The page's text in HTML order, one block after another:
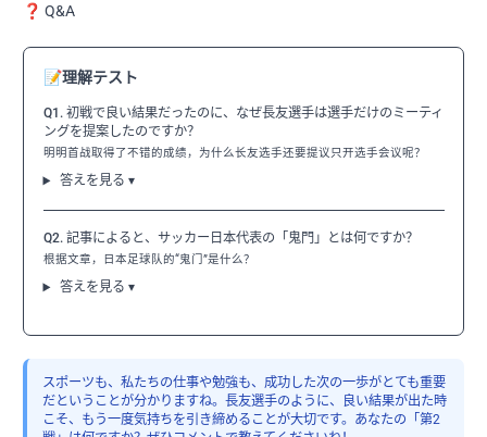
❓ Q&A
📝理解テスト
Q1. 初戦で良い結果だったのに、なぜ長友選手は選手だけのミーティ
ングを提案したのですか？
明明首战取得了不错的成绩，为什么长友选手还要提议只开选手会议呢？
答えを見る ▾
Q2. 記事によると、サッカー日本代表の「鬼門」とは何ですか？
根据文章，日本足球队的“鬼门”是什么？
答えを見る ▾
スポーツも、私たちの仕事や勉強も、成功した次の一歩がとても重要
だということが分かりますね。長友選手のように、良い結果が出た時
こそ、もう一度気持ちを引き締めることが大切です。あなたの「第2